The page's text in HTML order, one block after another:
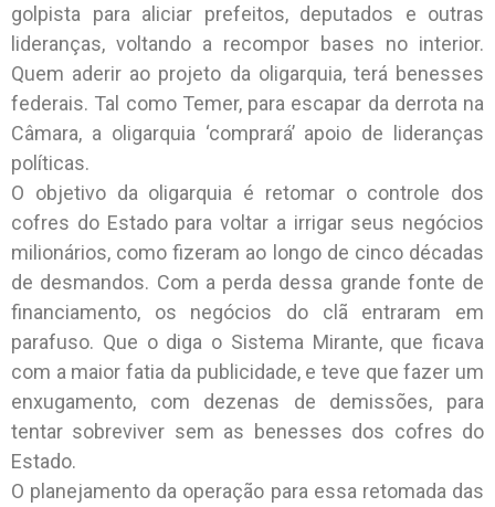
golpista para aliciar prefeitos, deputados e outras
lideranças, voltando a recompor bases no interior.
Quem aderir ao projeto da oligarquia, terá benesses
federais. Tal como Temer, para escapar da derrota na
Câmara, a oligarquia ‘comprará’ apoio de lideranças
políticas.
O objetivo da oligarquia é retomar o controle dos
cofres do Estado para voltar a irrigar seus negócios
milionários, como fizeram ao longo de cinco décadas
de desmandos. Com a perda dessa grande fonte de
financiamento, os negócios do clã entraram em
parafuso. Que o diga o Sistema Mirante, que ficava
com a maior fatia da publicidade, e teve que fazer um
enxugamento, com dezenas de demissões, para
tentar sobreviver sem as benesses dos cofres do
Estado.
O planejamento da operação para essa retomada das